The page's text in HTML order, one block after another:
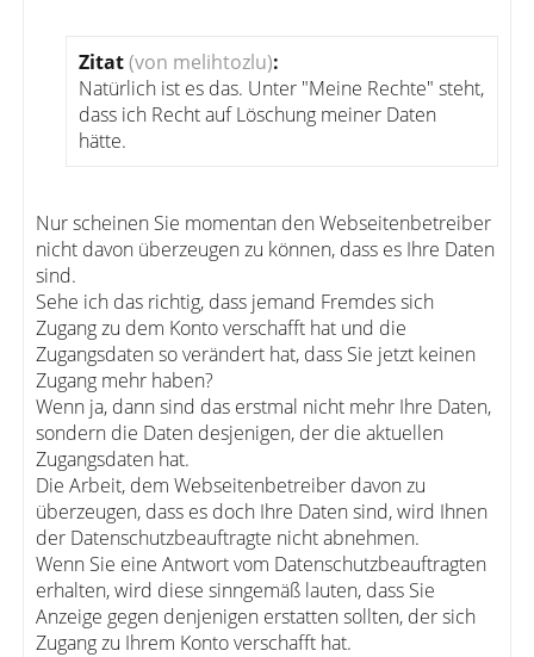
Zitat(von melihtozlu):
Natürlich ist es das. Unter "Meine Rechte" steht,
dass ich Recht auf Löschung meiner Daten
hätte.
Nur scheinen Sie momentan den Webseitenbetreiber
nicht davon überzeugen zu können, dass es Ihre Daten
sind.
Sehe ich das richtig, dass jemand Fremdes sich
Zugang zu dem Konto verschafft hat und die
Zugangsdaten so verändert hat, dass Sie jetzt keinen
Zugang mehr haben?
Wenn ja, dann sind das erstmal nicht mehr Ihre Daten,
sondern die Daten desjenigen, der die aktuellen
Zugangsdaten hat.
Die Arbeit, dem Webseitenbetreiber davon zu
überzeugen, dass es doch Ihre Daten sind, wird Ihnen
der Datenschutzbeauftragte nicht abnehmen.
Wenn Sie eine Antwort vom Datenschutzbeauftragten
erhalten, wird diese sinngemäß lauten, dass Sie
Anzeige gegen denjenigen erstatten sollten, der sich
Zugang zu Ihrem Konto verschafft hat.